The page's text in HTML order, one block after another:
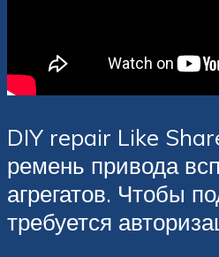
DIY repair Like
ремень привода
агрегатов. Чтобы
требуется